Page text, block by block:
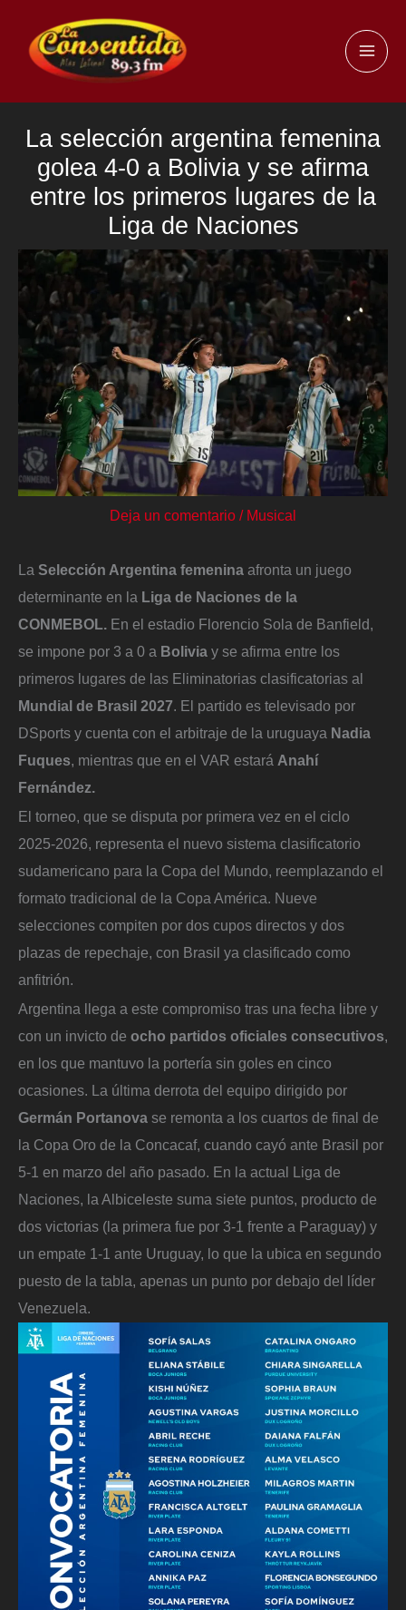
contenido
La selección argentina femenina
golea 4-0 a Bolivia y se afirma
entre los primeros lugares de la
Liga de Naciones
Deja un comentario / Musical
La Selección Argentina femenina afronta un juego
determinante en la Liga de Naciones de la
CONMEBOL. En el estadio Florencio Sola de Banfield,
se impone por 3 a 0 a Bolivia y se afirma entre los
primeros lugares de las Eliminatorias clasificatorias al
Mundial de Brasil 2027. El partido es televisado por
DSports y cuenta con el arbitraje de la uruguaya Nadia
Fuques, mientras que en el VAR estará Anahí
Fernández.
El torneo, que se disputa por primera vez en el ciclo
2025-2026, representa el nuevo sistema clasificatorio
sudamericano para la Copa del Mundo, reemplazando el
formato tradicional de la Copa América. Nueve
selecciones compiten por dos cupos directos y dos
plazas de repechaje, con Brasil ya clasificado como
anfitrión.
Argentina llega a este compromiso tras una fecha libre y
con un invicto de ocho partidos oficiales consecutivos
en los que mantuvo la portería sin goles en cinco
ocasiones. La última derrota del equipo dirigido por
Germán Portanova se remonta a los cuartos de final de
la Copa Oro de la Concacaf, cuando cayó ante Brasil por
5-1 en marzo del año pasado. En la actual Liga de
Naciones, la Albiceleste suma siete puntos, producto de
dos victorias (la primera fue por 3-1 frente a Paraguay) y
un empate 1-1 ante Uruguay, lo que la ubica en segundo
puesto de la tabla, apenas un punto por debajo del líder
Venezuela.